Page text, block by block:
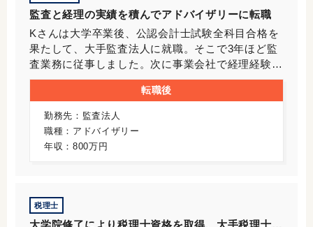
監査と経理の実績を積んでアドバイザリーに転職
Kさんは大学卒業後、公認会計士試験全科目合格を
果たして、大手監査法人に就職。そこで3年ほど監
査業務に従事しました。次に事業会社で経理経験を
積むために大手自動車メーカーに転職。この会社に
は2年間在籍し、決算業務や有価証券報告書開示業
務に携わりました。こうして監査と経理の両方を経
験したKさんは、さらなるキャリアアップとして、
監査法人のアドバイザリー部門への転職を考え、当
たいという展望を描いていました。今後日本の企業
でも、M&Aがますます盛んになることを予想して
転職後
勤務先：監査法人
職種：アドバイザリー
年収：800万円
税理士
大学院修了により税理士資格を取得、大手税理士法